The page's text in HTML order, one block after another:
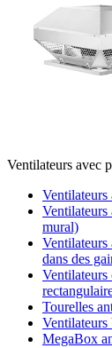
Ventilateurs avec
Ventilateurs
mural)
Ventilateurs
dans des
Ventilateurs
Tourelles
Ventilateurs
MegaBox